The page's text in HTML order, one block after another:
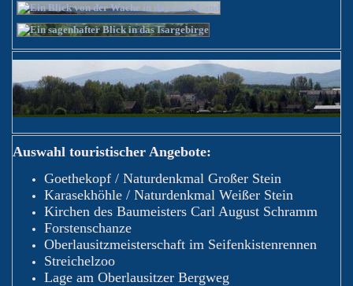
Auswahl touristischer Angebote:
Goethekopf / Naturdenkmal Großer Stein
Karasekhöhle / Naturdenkmal Weißer Stein
Kirchen des Baumeisters Carl August Schramm
Forstenschanze
Oberlausitzmeisterschaft im Seifenkistenrennen
Streichelzoo
Lage am Oberlausitzer Bergweg